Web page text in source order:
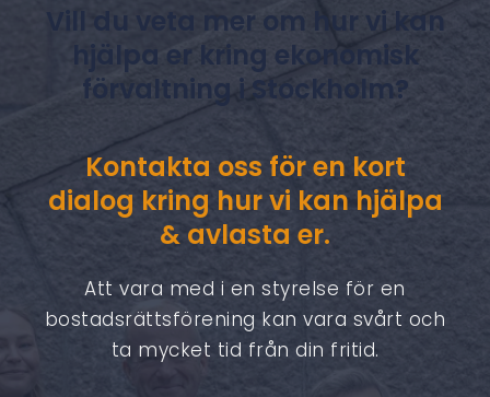
Vill du veta mer om hur vi kan
hjälpa er kring ekonomisk
förvaltning i Stockholm?
Kontakta oss för en kort
dialog kring hur vi kan hjälpa
& avlasta er.
Att vara med i en styrelse för en
bostadsrättsförening kan vara svårt och
ta mycket tid från din fritid.